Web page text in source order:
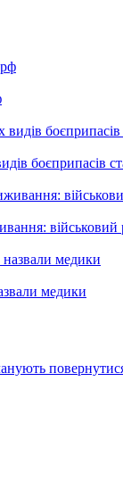
боєприпасів
військовий
медики